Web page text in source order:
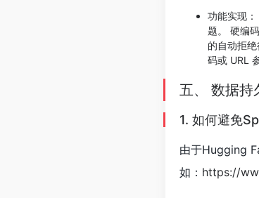
功能实现​
题。 硬编
的自动拒
码或 URL
五、 数据持
1. 如何避免
由于Hugging
如： https://